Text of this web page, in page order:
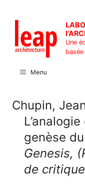
contenu
Une
Menu
Chupin,
genèse
Genesis,
de